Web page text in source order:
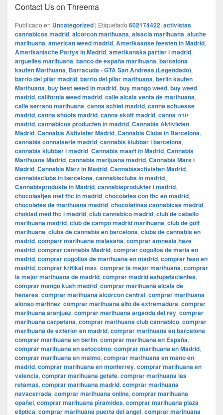
Contact Us on Threema
Publicado en Uncategorized | Etiquetado 602174422, activistas
cannabicos madrid, alcorcon marihuana, alsacia marihuana, aluche
marihuana, american weed madrid, Amerikaanse feesten in Madrid,
Amerikanische Partys in Madrid, amerikanska partier i madrid,
arguelles marihuana, banco de españa marihuana, barcelona
kaufen Marihuana, Barracuda - GTA San Andreas (Legendado),
barrio del pilar madrid, barrio del pilar marihuana, berlin kaufen
Marihuana, buy best weed in madrid, buy mango weed, buy weed
madrid, california weed madrid, calle alcala venta de marihuana,
calle serrano marihuana, canna schiet madrid, canna schuesse
madrid, canna shoots madrid, canna skott madrid, canna יורה
madrid, cannabicos producten in madrid, Cannabis Aktivisten
Madrid, Cannabis Aktivister Madrid, Cannabis Clubs in Barcelona,
cannabis connaiserie madrid, cannabis klubbar i barcelona,
cannabis klubbar i madrid, Cannabis maart in Madrid, Cannabis
Marihuana Madrid, cannabis marijuana madrid, Cannabis Mars i
Madrid, Cannabis März in Madrid, Cannabisactivisten Madrid,
cannabisclubs in barcelona, cannabisclubs in madrid,
Cannabisprodukte in Madrid, cannabisprodukter i madrid,
chocolaatjes met thc in madrid, chocolates con thc en madrid,
chocolates de marihuana madrid, chocolatinas cannabicas madrid,
choklad med thc i madrid, club cannabico madrid, club de caballo
marihuana madrid, club de campo madrid marihuana, club de golf
marihuana, clubs de cannabis en barcelona, clubs de cannabis en
madrid, comparr marihuana malasaña, comprar amnesia haze
madrid, comprar cannabis Madrid, comprar cogollos de maria en
madrid, comprar cogollos de marihuana en madrid, comprar faso en
madrid, comprar kritikal max, comprar la mejor marihuana, comprar
la mejor marihuana de madrid, comprar madrid estupefacientes,
comprar mango kush madrid, comprar marihuana alcala de
henares, comprar marihuana alcorcon central, comprar marihuana
alonso martinez, comprar marihuana alto de extremadura, comprar
marihuana aranjuez, comprar marihuana arganda del rey, comprar
marihuana carpetana, comprar marihuana club cannabico, comprar
marihuana de exterior en madrid, comprar marihuana en barcelona,
comprar marihuana en berlin, comprar marihuana en España,
comprar marihuana en estocolmo, comprar marihuana en Madrid,
comprar marihuana en malmo, comprar marihuana en mano en
madrid, comprar marihuana en monterrey, comprar marihuana en
valencia, comprar marihuana getafe, comprar marihuana las
retamas, comprar marihuana madrid, comprar marihuana
navacerrada, comprar marihuana online, comprar marihuana
opañel, comprar marihuana pìramides, comprar marihuana plaza
eliptica, comprar marihuana puerta del angel, comprar marihuana